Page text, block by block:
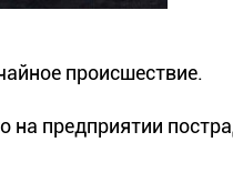
происшествие.
на предприятии